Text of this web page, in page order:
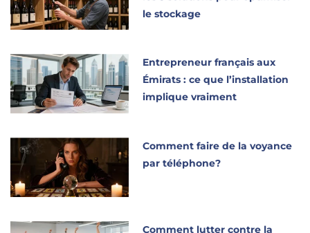
le stockage
Entrepreneur français aux
Émirats : ce que l’installation
implique vraiment
Comment faire de la voyance
par téléphone?
Comment lutter contre la